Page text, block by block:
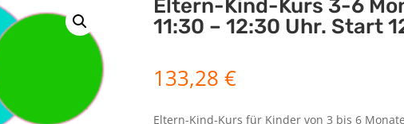
Eltern-Kind-Kurs 3-6
11:30 – 12:30 Uhr. Start
133,28 €
Eltern-Kind-Kurs für Kinder von 3 bis 6